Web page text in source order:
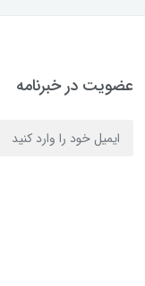
عضویت در خبرنامه